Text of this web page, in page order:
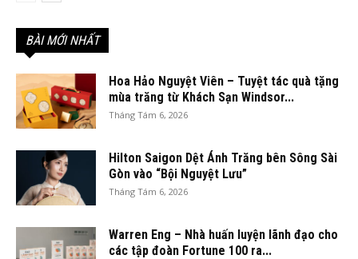
BÀI MỚI NHẤT
Hoa Hảo Nguyệt Viên – Tuyệt tác quà tặng
mùa trăng từ Khách Sạn Windsor...
Tháng Tám 6, 2026
Hilton Saigon Dệt Ánh Trăng bên Sông Sài
Gòn vào “Bội Nguyệt Lưu”
Tháng Tám 6, 2026
Warren Eng – Nhà huấn luyện lãnh đạo cho
các tập đoàn Fortune 100 ra...